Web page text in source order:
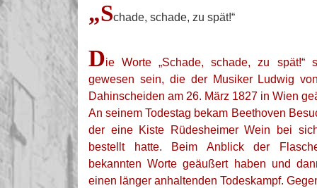
„Schade, schade, zu spät!“
Die Worte „Schade, schade, zu spät!“
gewesen sein, die der Musiker Ludwig
Dahinscheiden am 26. März 1827 in Wien
An seinem Todestag bekam Beethoven
der eine Kiste Rüdesheimer Wein bei
bestellt hatte. Beim Anblick der
bekannten Worte geäußert haben und
einen länger anhaltenden Todeskampf.